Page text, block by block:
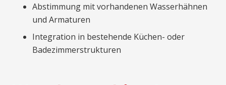
Abstimmung mit vorhandenen Wasserhähnen
und Armaturen
Integration in bestehende Küchen- oder
Badezimmerstrukturen